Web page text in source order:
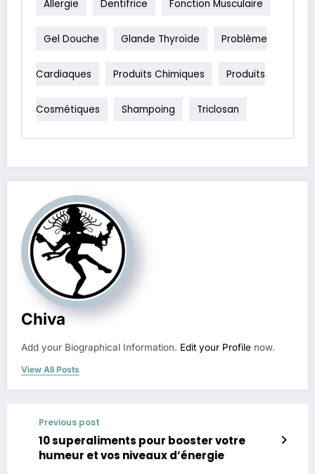
Allergie Dentifrice Fonction Musculaire
Gel Douche Glande Thyroïde Problème
Cardiaques Produits Chimiques Produits
Cosmétiques Shampoing Triclosan
Chiva
Add your Biographical Information. Edit your Profile now.
View All Posts
Previous post
10 superaliments pour booster votre
humeur et vos niveaux d’énergie